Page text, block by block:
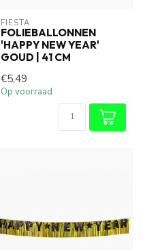
FIESTA
FOLIEBALLONNEN
'HAPPY NEW YEAR'
GOUD | 41 CM
€5,49
Op voorraad